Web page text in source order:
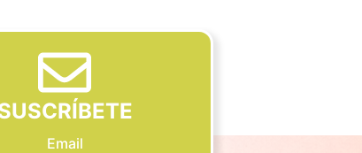
Email